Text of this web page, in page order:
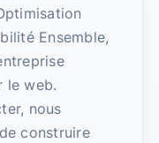
Ensemble,
le web.
nous
construire